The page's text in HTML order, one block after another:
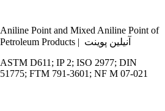
Aniline Point and Mixed Aniline Point of
Petroleum Products | آنیلین پوینت
ASTM D611; IP 2; ISO 2977; DIN
51775; FTM 791-3601; NF M 07-021